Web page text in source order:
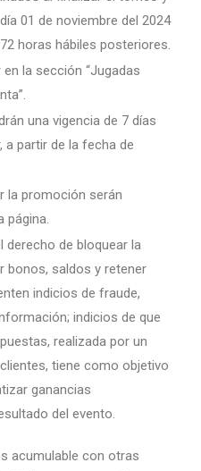
día 01 de noviembre del 2024
72 horas hábiles posteriores.
la sección “Jugadas
una vigencia de 7 días
a partir de la fecha de
la promoción serán
página.
derecho de bloquear la
bonos, saldos y retener
indicios de fraude,
indicios de que
realizada por un
tiene como objetivo
ganancias
del evento.
acumulable con otras